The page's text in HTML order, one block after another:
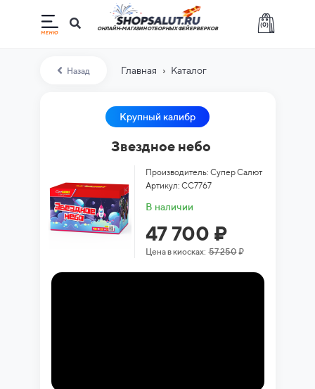
(0)
ОНЛАЙН-МАГАЗИН ОТБОРНЫХ ФЕЙЕРВЕРКОВ
Назад Главная › Каталог
Крупный калибр
Звездное небо
Производитель: Супер Салют
Артикул: СС7767
В наличии
47 700 ₽
Цена в киосках:57 250₽